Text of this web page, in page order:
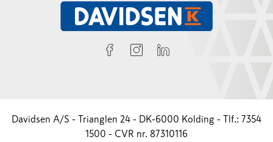
Davidsen A/S - Trianglen 24 - DK-6000 Kolding - Tlf.: 7354
1500 - CVR nr. 87310116